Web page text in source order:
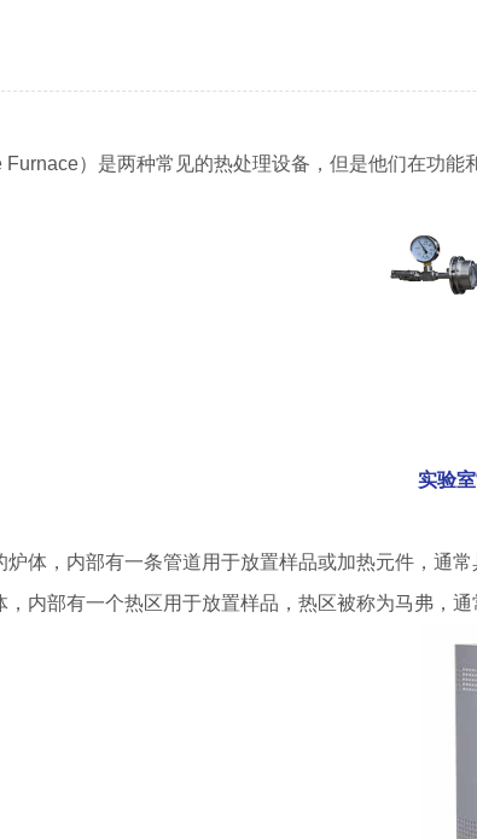
）是两种常见的热处理设备，但是他们在功
实验
体，内部有一条管道用于放置样品或加热元件，通常
内部有一个热区用于放置样品，热区被称为马弗，通